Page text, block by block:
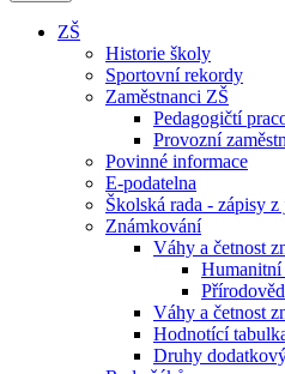
ZŠ
Historie školy
Sportovní rekordy
Zaměstnanci ZŠ
Pedagogičtí
Provozní
Povinné informace
E-podatelna
Školská rada - zápisy z
Známkování
Váhy a četnost
Humanitní
Váhy a četnost
Hodnotící
Druhy